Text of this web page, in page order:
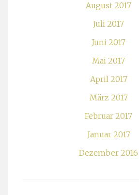
August 2017
Juli 2017
Juni 2017
Mai 2017
April 2017
März 2017
Februar 2017
Januar 2017
Dezember 2016